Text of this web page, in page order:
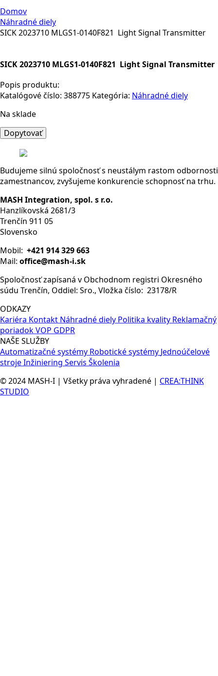
Domov
Náhradné diely
SICK 2023710 MLGS1-0140F821 Light Signal Transmitter
SICK 2023710 MLGS1-0140F821 Light Signal Transmitter
Popis produktu:
Katalógové číslo: 388775 Kategória: Náhradné diely
Na sklade
množstvo
2023710
0140F821
Light
Signal
Transmitter
Dopytovať
Budujeme silnú spoločnosť s neustálym rastom odbornosti
zamestnancov, zvyšujeme konkurencie schopnosť na trhu.
MASH Integration, spol. s r.o.
Hanzlíkovská 2681/3
Trenčín 911 05
Slovensko
Mobil: +421 914 329 663
Mail: office@mash-i.sk
Spoločnosť zapísaná v Obchodnom registri Okresného
súdu Trenčín, Oddiel: Sro., Vložka číslo: 23178/R
ODKAZY
Kariéra Kontakt Náhradné diely Politika kvality Reklamačný
poriadokVOP GDPR
NAŠE SLUŽBY
Automatizačné systémy Robotické systémy Jednoúčelové
strojeInžiniering Servis Školenia
© 2024 MASH-I | Všetky práva vyhradené | CREA:THINK
STUDIO